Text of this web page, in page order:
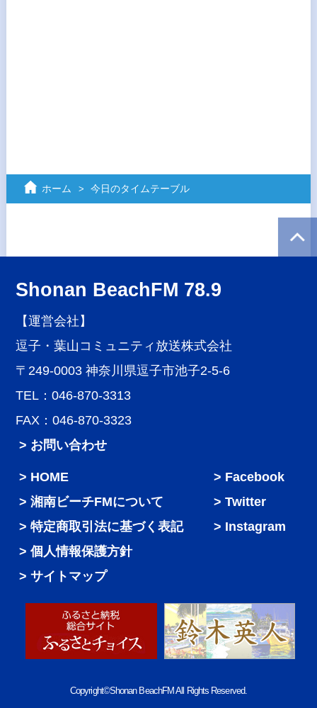
ホーム 今日のタイムテーブル
Shonan BeachFM 78.9
【運営会社】
逗子・葉山コミュニティ放送株式会社
〒249-0003 神奈川県逗子市池子2-5-6
TEL：046-870-3313
FAX：046-870-3323
> お問い合わせ
HOME
湘南ビーチFMについて
特定商取引法に基づく表記
個人情報保護方針
サイトマップ
Facebook
Twitter
Instagram
Copyright©Shonan BeachFM All Rights Reserved.